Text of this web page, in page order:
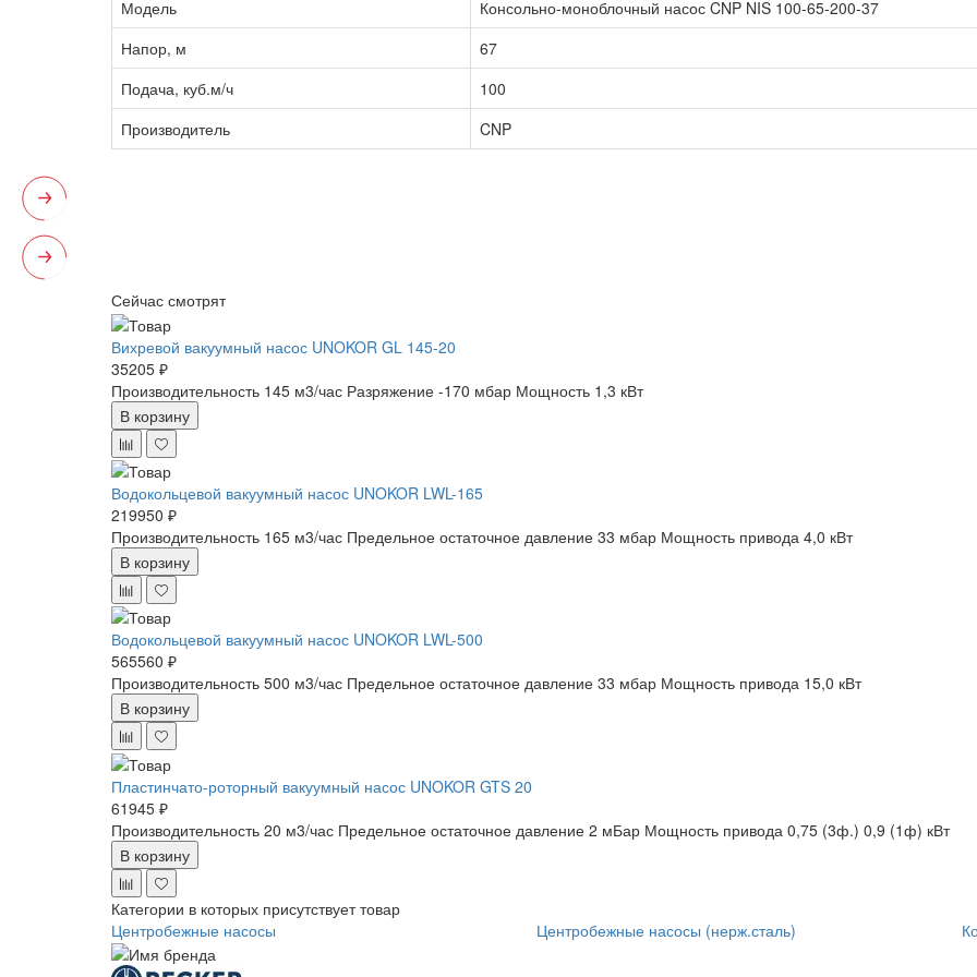
Модель
Консольно-моноблочный насос CNP NIS 100-65-200-37
Напор, м
67
Подача, куб.м/ч
100
Производитель
CNP
Сейчас смотрят
Вихревой вакуумный насос UNOKOR GL 145-20
35205 ₽
Производительность 145 м3/час Разряжение -170 мбар Мощность 1,3 кВт
В корзину
Водокольцевой вакуумный насос UNOKOR LWL-165
219950 ₽
Производительность 165 м3/час Предельное остаточное давление 33 мбар Мощность привода 4,0 кВт
В корзину
Водокольцевой вакуумный насос UNOKOR LWL-500
565560 ₽
Производительность 500 м3/час Предельное остаточное давление 33 мбар Мощность привода 15,0 кВт
В корзину
Пластинчато-роторный вакуумный насос UNOKOR GTS 20
61945 ₽
Производительность 20 м3/час Предельное остаточное давление 2 мБар Мощность привода 0,75 (3ф.) 0,9 (1ф) кВт
В корзину
Категории в которых присутствует товар
Центробежные насосы
Центробежные насосы (нерж.сталь)